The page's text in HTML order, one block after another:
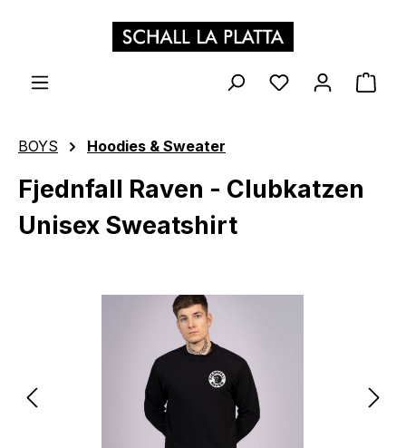
Zum Hauptinhalt springen
BOYS Hoodies & Sweater
Fjednfall Raven - Clubkatzen
Unisex Sweatshirt
Bildergalerie überspringen